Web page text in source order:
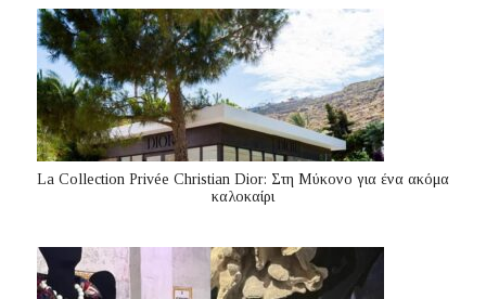
La Collection Privée Christian Dior: Στη Μύκονο για ένα ακόμα
καλοκαίρι